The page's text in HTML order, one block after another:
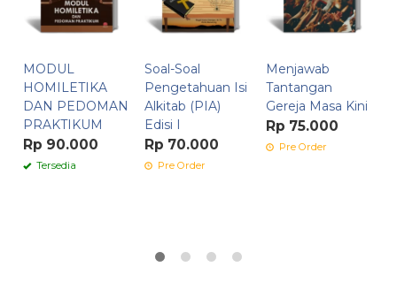
MODUL
HOMILETIKA
DAN PEDOMAN
PRAKTIKUM
Rp 90.000
Tersedia
Soal-Soal
Pengetahuan Isi
Alkitab (PIA)
Edisi I
Rp 70.000
Pre Order
Menjawab
Tantangan
Gereja Masa Kini
Rp 75.000
Pre Order